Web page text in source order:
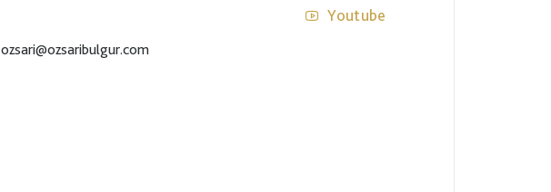
ozsari@ozsaribulgur.com
Youtube